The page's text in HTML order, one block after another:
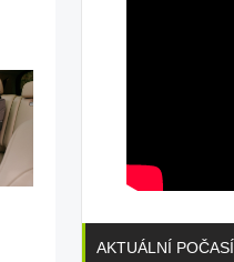
AKTUÁLNÍ POČASÍ